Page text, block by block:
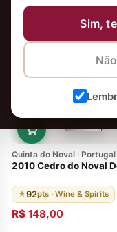
Sim,
Quinta do Noval · Portugal
2010 Cedro do Noval
★92pts · Wine & Spirits
R$ 148,00